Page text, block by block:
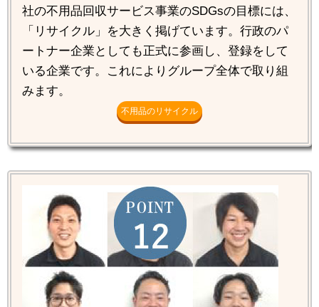
社の不用品回収サービス事業のSDGsの目標には、
「リサイクル」を大きく掲げています。行政のパ
ートナー企業としても正式に参画し、登録をして
いる企業です。これによりグループ全体で取り組
みます。
不用品のリサイクル